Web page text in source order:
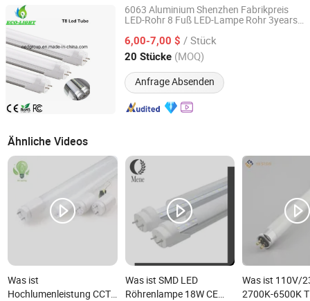
6063 Aluminium Shenzhen Fabrikpreis
LED-Rohr 8 Fuß LED-Lampe Rohr 3years
6,00-7,00 $ / Stück
20 Stücke (MOQ)
Anfrage Absenden
LUOHE HILIGHT TECHNOLOGY CO., LTD.
Guangdong, China Seit 2012
Ähnliche Videos
Was ist
Hochlumenleistung CCT
Was ist SMD LED
Röhrenlampe 18W CE
Was ist 110V/
2700K-6500K